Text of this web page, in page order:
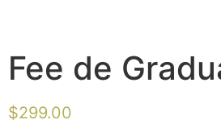
Fee de
$299.00